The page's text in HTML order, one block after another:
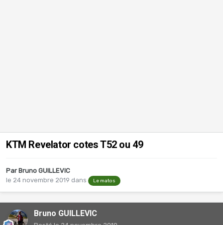
KTM Revelator cotes T52 ou 49
Par Bruno GUILLEVIC
le 24 novembre 2019 dans Le matos
Bruno GUILLEVIC